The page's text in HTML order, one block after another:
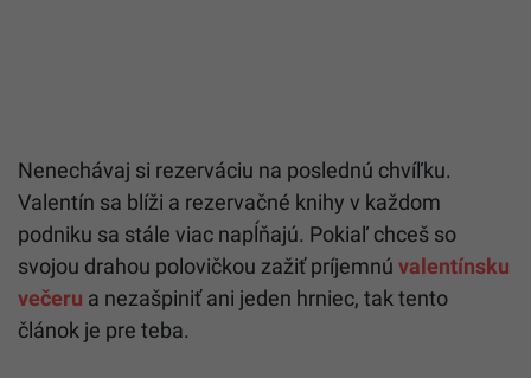
Nenechávaj si rezerváciu na poslednú chvíľku.
Valentín sa blíži a rezervačné knihy v každom
podniku sa stále viac napĺňajú. Pokiaľ chceš so
svojou drahou polovičkou zažiť príjemnú valentínsku
večeru a nezašpiniť ani jeden hrniec, tak tento
článok je pre teba.